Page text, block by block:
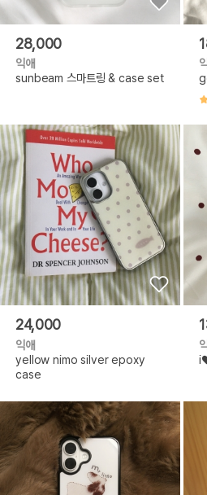
28,000
익애
sunbeam 스마트링 & case set
24,000
익애
yellow nimo silver epoxy
case